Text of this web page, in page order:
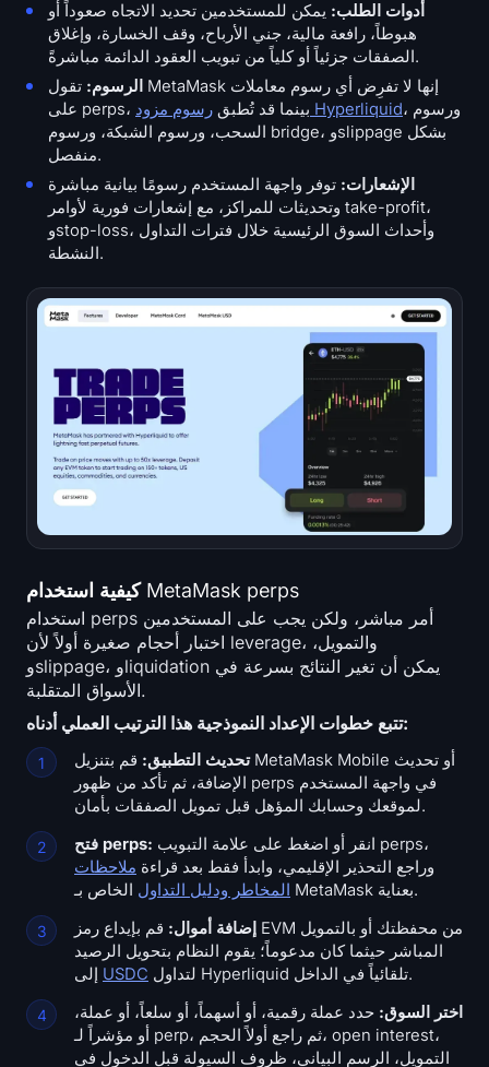
أدوات الطلب: يمكن للمستخدمين تحديد الاتجاه صعوداً أو
هبوطاً، رافعة مالية، جني الأرباح، وقف الخسارة، وإغلاق
الصفقات جزئياً أو كلياً من تبويب العقود الدائمة مباشرةً.
الرسوم: تقول MetaMask إنها لا تفرِض أي رسوم معاملات
على perps، بينما قد تُطبق رسوم مزود Hyperliquid، ورسوم
السحب، ورسوم الشبكة، ورسوم bridge، وslippage بشكل
منفصل.
الإشعارات: توفر واجهة المستخدم رسومًا بيانية مباشرة
وتحديثات للمراكز، مع إشعارات فورية لأوامر take-profit،
وstop-loss، وأحداث السوق الرئيسية خلال فترات التداول
النشطة.
كيفية استخدام MetaMask perps
استخدام perps أمر مباشر، ولكن يجب على المستخدمين
اختبار أحجام صغيرة أولاً لأن leverage، والتمويل،
وslippage، وliquidation يمكن أن تغير النتائج بسرعة في
الأسواق المتقلبة.
تتبع خطوات الإعداد النموذجية هذا الترتيب العملي أدناه:
تحديث التطبيق: قم بتنزيل MetaMask Mobile أو تحديث
الإضافة، ثم تأكد من ظهور perps في واجهة المستخدم
لموقعك وحسابك المؤهل قبل تمويل الصفقات بأمان.
فتح perps:
وراجع التحذير الإقليمي، وابدأ فقط بعد قراءة ملاحظات
المخاطر ودليل التداول
الخاص بـ MetaMask بعناية.
إضافة أموال: قم بإيداع رمز EVM من محفظتك أو بالتمويل
المباشر حيثما كان مدعوماً؛ يقوم النظام بتحويل الرصيد
USDC
لتداول Hyperliquid تلقائياً في الداخل.
اختر السوق: حدد عملة رقمية، أو أسهماً، أو سلعاً، أو عملة،
أو مؤشراً لـ perp، ثم راجع أولاً الحجم، open interest،
التمويل، الرسم البياني، ظروف السيولة قبل الدخول في